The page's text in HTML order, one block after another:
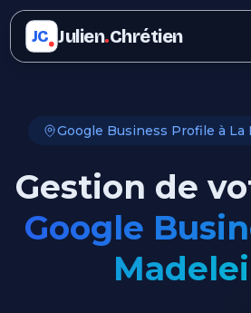
JC Julien.Chrétien
Google Business Profile à La
Gestion de
Google